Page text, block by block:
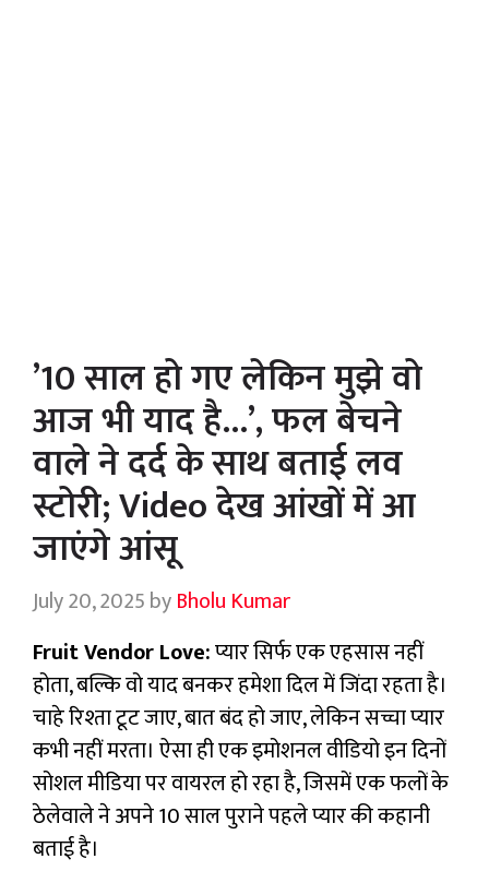
’10 साल हो गए लेकिन मुझे वो
आज भी याद है…’, फल बेचने
वाले ने दर्द के साथ बताई लव
स्टोरी; Video देख आंखों में आ
जाएंगे आंसू
July 20, 2025byBholu Kumar
Fruit Vendor Love:प्यार सिर्फ एक एहसास नहीं
होता, बल्कि वो याद बनकर हमेशा दिल में जिंदा रहता है।
चाहे रिश्ता टूट जाए, बात बंद हो जाए, लेकिन सच्चा प्यार
कभी नहीं मरता। ऐसा ही एक इमोशनल वीडियो इन दिनों
सोशल मीडिया पर वायरल हो रहा है, जिसमें एक फलों के
ठेलेवाले ने अपने 10 साल पुराने पहले प्यार की कहानी
बताई है।